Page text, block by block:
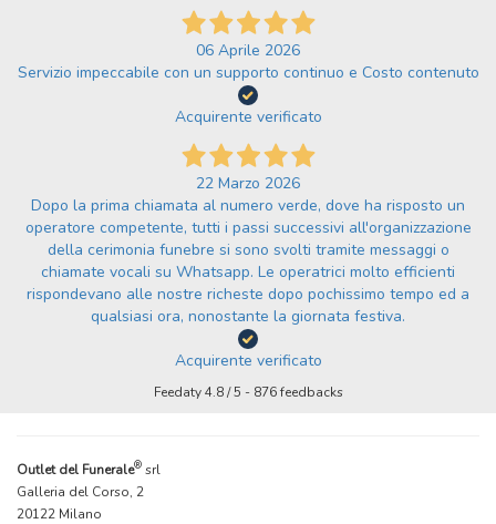
06 Aprile 2026
Servizio impeccabile con un supporto continuo e Costo contenuto
Acquirente verificato
22 Marzo 2026
Dopo la prima chiamata al numero verde, dove ha risposto un
operatore competente, tutti i passi successivi all'organizzazione
della cerimonia funebre si sono svolti tramite messaggi o
chiamate vocali su Whatsapp. Le operatrici molto efficienti
rispondevano alle nostre richeste dopo pochissimo tempo ed a
qualsiasi ora, nonostante la giornata festiva.
Acquirente verificato
Feedaty4.8/5 - 876feedbacks
Outlet del Funerale® srl
Galleria del Corso, 2
20122 Milano